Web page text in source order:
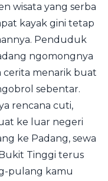
wisata yang serba
kayak gini tetap
Penduduk
ngomongnya
menarik buat
sebentar.
rencana cuti,
ke luar negeri
ke Padang, sewa
Tinggi terus
pulang kamu